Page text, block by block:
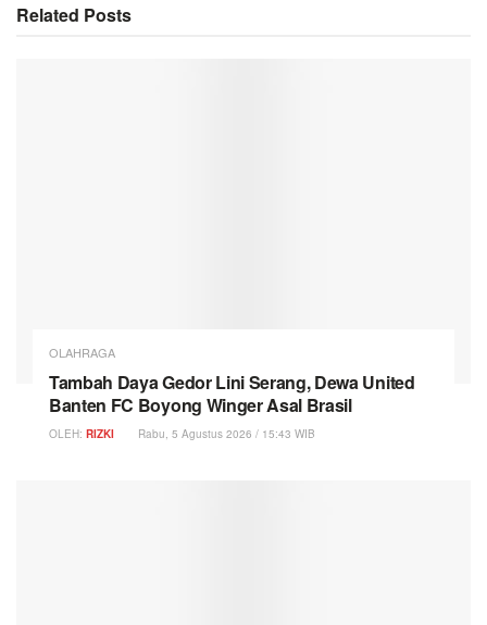
Related Posts
OLAHRAGA
Tambah Daya Gedor Lini Serang, Dewa United
Banten FC Boyong Winger Asal Brasil
OLEH: RIZKI Rabu, 5 Agustus 2026 / 15:43 WIB